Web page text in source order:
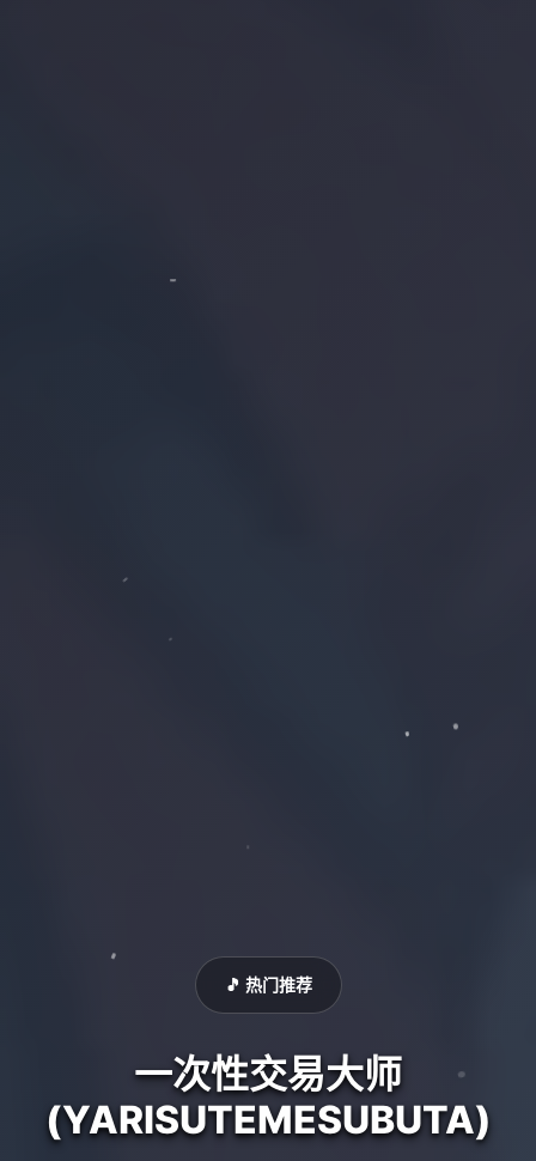
🎵 热门推荐
一次性交易大师
(YARISUTEMESUBUTA)